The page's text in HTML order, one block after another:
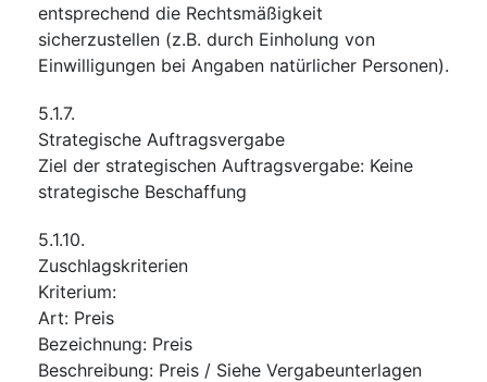
entsprechend die Rechtsmäßigkeit
sicherzustellen (z.B. durch Einholung von
Einwilligungen bei Angaben natürlicher Personen).
5.1.7.
Strategische Auftragsvergabe
Ziel der strategischen Auftragsvergabe: Keine
strategische Beschaffung
5.1.10.
Zuschlagskriterien
Kriterium:
Art: Preis
Bezeichnung: Preis
Beschreibung: Preis / Siehe Vergabeunterlagen